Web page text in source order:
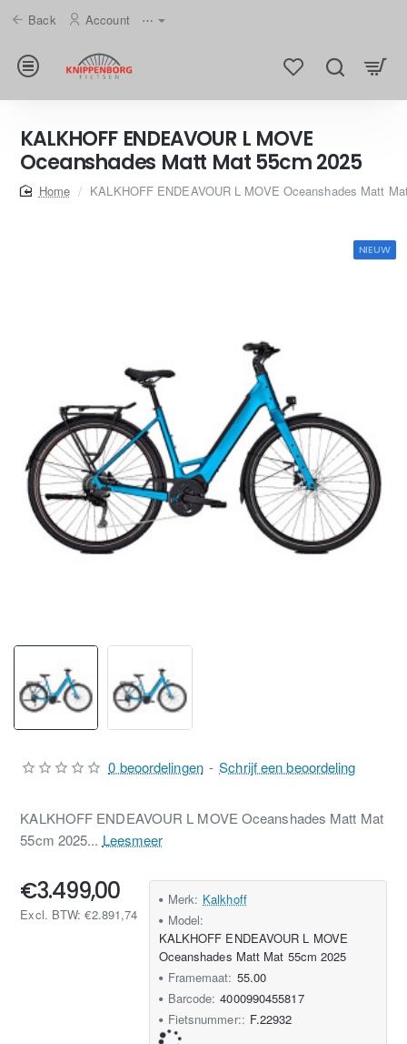
Back Account ⋯
KALKHOFF ENDEAVOUR L MOVE
Oceanshades Matt Mat 55cm 2025
homeKALKHOFF ENDEAVOUR L MOVE Oceanshades Matt
NIEUW
KALKHOFF ENDEAVOUR L MOVE Oceanshades Matt Mat
55cm 2025... Leesmeer
0 beoordelingen - Schrijf een beoordeling
€3.499,00
Excl. BTW: €2.891,74
Merk: Kalkhoff
Model:
KALKHOFF ENDEAVOUR L MOVE
Oceanshades Matt Mat 55cm 2025
Framemaat: 55.00
Barcode: 4000990455817
Fietsnummer:: F.22932